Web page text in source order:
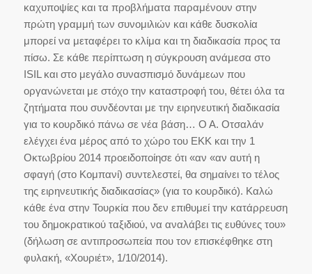
καχυποψίες και τα προβλήματα παραμένουν στην
πρώτη γραμμή των συνομιλιών και κάθε δυσκολία
μπορεί να μεταφέρει το κλίμα και τη διαδικασία προς τα
πίσω. Σε κάθε περίπτωση η σύγκρουση ανάμεσα στο
ISIL και στο μεγάλο συνασπισμό δυνάμεων που
οργανώνεται με στόχο την καταστροφή του, θέτει όλα τα
ζητήματα που συνδέονται με την ειρηνευτική διαδικασία
για το κουρδικό πάνω σε νέα βάση… Ο Α. Οτσαλάν
ελέγχει ένα μέρος από το χώρο του ΕΚΚ και την 1
Οκτωβρίου 2014 προειδοποίησε ότι «αν «αν αυτή η
σφαγή (στο Κομπανί) συντελεστεί, θα σημαίνει το τέλος
της ειρηνευτικής διαδικασίας» (για το κουρδικό). Καλώ
κάθε ένα στην Τουρκία που δεν επιθυμεί την κατάρρευση
του δημοκρατικού ταξιδιού, να αναλάβει τις ευθύνες του»
(δήλωση σε αντιπροσωπεία που τον επισκέφθηκε στη
φυλακή, «Χουριέτ», 1/10/2014).